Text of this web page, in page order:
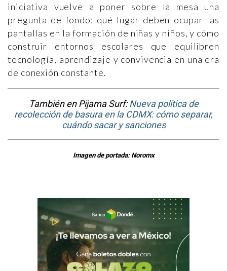
iniciativa vuelve a poner sobre la mesa una
pregunta de fondo: qué lugar deben ocupar las
pantallas en la formación de niñas y niños, y cómo
construir entornos escolares que equilibren
tecnología, aprendizaje y convivencia en una era
de conexión constante.
También en Pijama Surf:Nueva política de
recolección de basura en la CDMX: cómo separar,
cuándo sacar y sanciones
Imagen de portada: Noromx